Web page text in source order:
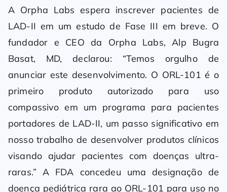
A Orpha Labs espera inscrever pacientes de
LAD-II em um estudo de Fase III em breve. O
fundador e CEO da Orpha Labs, Alp Bugra
Basat, MD, declarou: “Temos orgulho de
anunciar este desenvolvimento. O ORL-101 é o
primeiro produto autorizado para uso
compassivo em um programa para pacientes
portadores de LAD-II, um passo significativo em
nosso trabalho de desenvolver produtos clínicos
visando ajudar pacientes com doenças ultra-
raras.” A FDA concedeu uma designação de
doença pediátrica rara ao ORL-101 para uso no